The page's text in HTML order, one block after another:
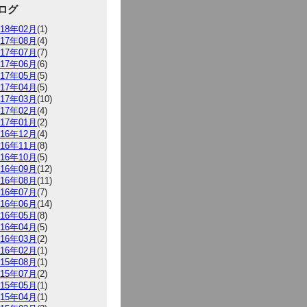
グ
年02月 (1)
年08月 (4)
年07月 (7)
年06月 (6)
年05月 (5)
年04月 (5)
年03月 (10)
年02月 (4)
年01月 (2)
年12月 (4)
年11月 (8)
年10月 (5)
年09月 (12)
年08月 (11)
年07月 (7)
年06月 (14)
年05月 (8)
年04月 (5)
年03月 (2)
年02月 (1)
年08月 (1)
年07月 (2)
年05月 (1)
年04月 (1)